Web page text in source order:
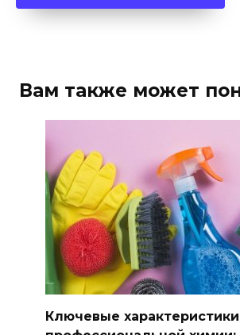
Вам также может
Ключевые характеристики